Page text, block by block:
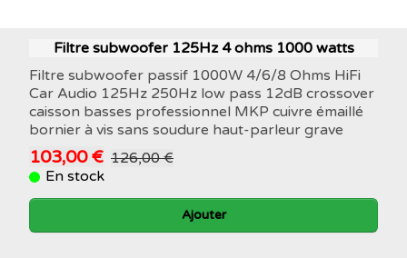
Filtre subwoofer 125Hz 4 ohms 1000 watts
Filtre subwoofer passif 1000W 4/6/8 Ohms HiFi
Car Audio 125Hz 250Hz low pass 12dB crossover
caisson basses professionnel MKP cuivre émaillé
bornier à vis sans soudure haut-parleur grave
103,00 € 126,00 €
En stock
Ajouter